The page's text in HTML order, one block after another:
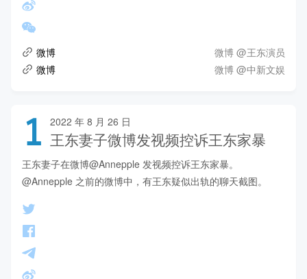
微博 微博 @王东演员
微博 微博 @中新文娱
1 2022 年 8 月 26 日
王东妻子微博发视频控诉王东家暴
王东妻子在微博@Annepple 发视频控诉王东家暴。
@Annepple 之前的微博中，有王东疑似出轨的聊天截图。